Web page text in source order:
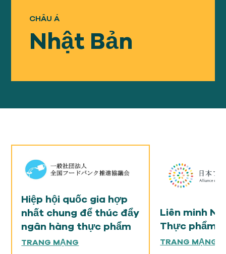
Của chúng tôi
TIẾP CẬN
Ủng hộ
NHIỆM VỤ CỦA CHÚNG TA
QUYÊN TẶNG
CHÂU Á
Nhật Bản
Hiệp hội quốc gia hợp
nhất chung để thúc đẩy
ngân hàng thực phẩm
TRANG MẠNG
Liên minh
Thực phẩm
TRANG MẠNG